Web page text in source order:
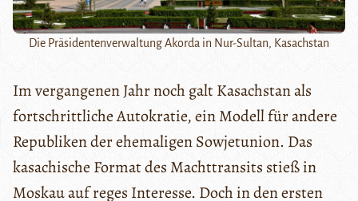
Die Präsidentenverwaltung Akorda in Nur-Sultan, Kasachstan
Im vergangenen Jahr noch galt Kasachstan als
fortschrittliche Autokratie, ein Modell für andere
Republiken der ehemaligen Sowjetunion. Das
kasachische Format des Machttransits stieß in
Moskau auf reges Interesse. Doch in den ersten